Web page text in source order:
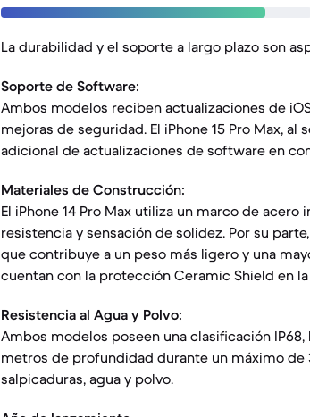
La durabilidad y el soporte a largo plazo son
Soporte de Software:
Ambos modelos reciben actualizaciones de
mejoras de seguridad. El iPhone 15 Pro Max,
adicional de actualizaciones de software en
Materiales de Construcción:
El iPhone 14 Pro Max utiliza un marco de
resistencia y sensación de solidez. Por su
que contribuye a un peso más ligero y una
cuentan con la protección Ceramic Shield en
Resistencia al Agua y Polvo:
Ambos modelos poseen una clasificación
metros de profundidad durante un máximo
salpicaduras, agua y polvo.